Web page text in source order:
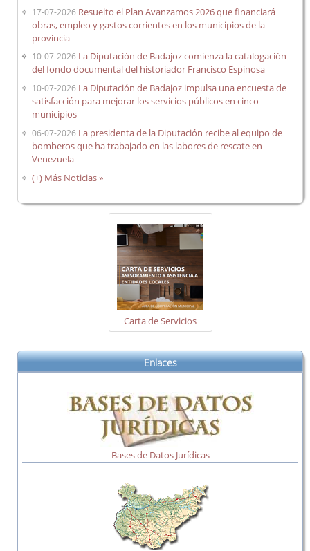
17-07-2026 Resuelto el Plan Avanzamos 2026 que financiará
obras, empleo y gastos corrientes en los municipios de la
provincia
10-07-2026 La Diputación de Badajoz comienza la catalogación
del fondo documental del historiador Francisco Espinosa
10-07-2026 La Diputación de Badajoz impulsa una encuesta de
satisfacción para mejorar los servicios públicos en cinco
municipios
06-07-2026 La presidenta de la Diputación recibe al equipo de
bomberos que ha trabajado en las labores de rescate en
Venezuela
(+) Más Noticias »
Carta de Servicios
Enlaces
Bases de Datos Jurídicas